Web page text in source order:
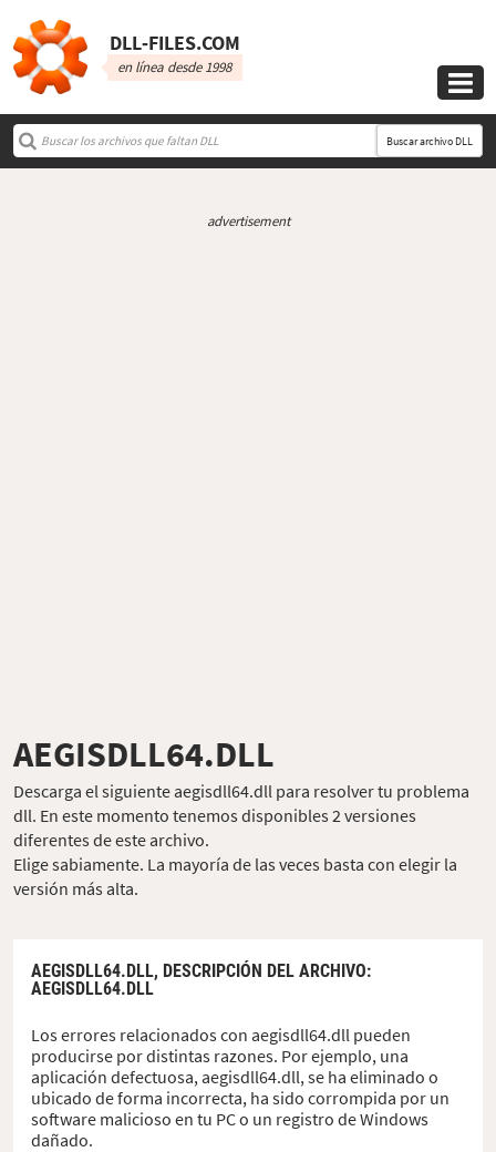
DLL‑FILES.COM
en línea desde 1998

Buscar archivo DLL
advertisement
AEGISDLL64.DLL
Descarga el siguiente aegisdll64.dll para resolver tu problema
dll. En este momento tenemos disponibles 2 versiones
diferentes de este archivo.
Elige sabiamente. La mayoría de las veces basta con elegir la
versión más alta.
AEGISDLL64.DLL, DESCRIPCIÓN DEL ARCHIVO:
AEGISDLL64.DLL
Los errores relacionados con aegisdll64.dll pueden
producirse por distintas razones. Por ejemplo, una
aplicación defectuosa, aegisdll64.dll, se ha eliminado o
ubicado de forma incorrecta, ha sido corrompida por un
software malicioso en tu PC o un registro de Windows
dañado.